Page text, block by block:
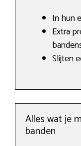
In hun
Extra
Slijten
Alles wat je
banden